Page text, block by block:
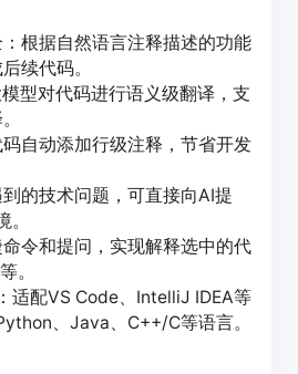
根据自然语言注释描述的功能
续代码。
型对代码进行语义级翻译，支
自动添加行级注释，节省开发
的技术问题，可直接向AI提
令和提问，实现解释选中的代
。
适配VS Code、IntelliJ IDEA等
、Java、C++/C等语言。